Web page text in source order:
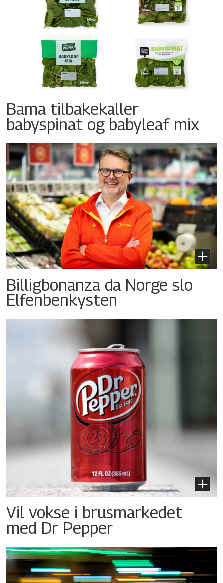
Bama tilbakekaller
babyspinat og babyleaf mix
Billigbonanza da Norge slo
Elfenbenkysten
Vil vokse i brusmarkedet
med Dr Pepper